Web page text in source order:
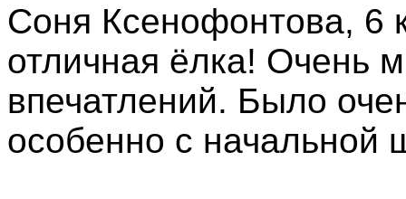
Соня Ксенофонтова, 6
отличная ёлка! Очень
впечатлений. Было
особенно с начальной